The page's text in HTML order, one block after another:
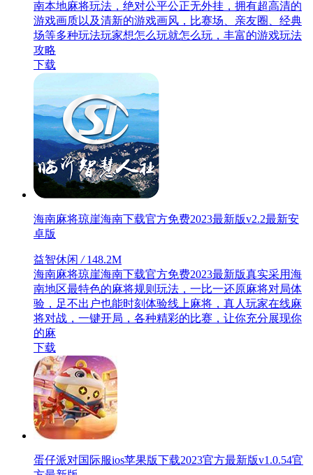
南本地麻将玩法，绝对公平公正无外挂，拥有超高清的
游戏画质以及清新的游戏画风，比赛场、亲友圈、经典
场等多种玩法玩家想怎么玩就怎么玩，丰富的游戏玩法
攻略
下载
海南麻将琼崖海南下载官方免费2023最新版v2.2最新安
卓版
益智休闲 /148.2M
海南麻将琼崖海南下载官方免费2023最新版真实采用海
南地区最特色的麻将规则玩法，一比一还原麻将对局体
验，足不出户也能时刻体验线上麻将，真人玩家在线麻
将对战，一键开局，各种精彩的比赛，让你充分展现你
的麻
下载
蛋仔派对国际服ios苹果版下载2023官方最新版v1.0.54官